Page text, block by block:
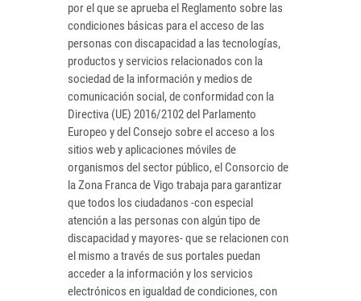
por el que se aprueba el Reglamento sobre las
condiciones básicas para el acceso de las
personas con discapacidad a las tecnologías,
productos y servicios relacionados con la
sociedad de la información y medios de
comunicación social, de conformidad con la
Directiva (UE) 2016/2102 del Parlamento
Europeo y del Consejo sobre el acceso a los
sitios web y aplicaciones móviles de
organismos del sector público, el Consorcio de
la Zona Franca de Vigo trabaja para garantizar
que todos los ciudadanos -con especial
atención a las personas con algún tipo de
discapacidad y mayores- que se relacionen con
el mismo a través de sus portales puedan
acceder a la información y los servicios
electrónicos en igualdad de condiciones, con